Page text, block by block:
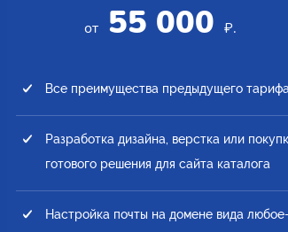
от 55 000 ₽.
Все преимущества предыдущего тарифа
Разработка дизайна, верстка или
готового решения для сайта каталога
Настройка почты на домене вида любое-